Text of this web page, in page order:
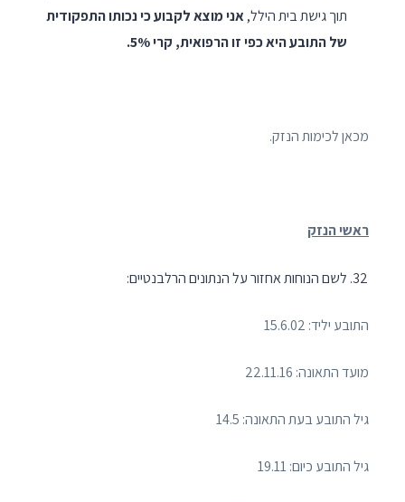
תוך גישת בית הילל,אני מוצא לקבוע כי נכותו התפקודית
של התובע היא כפי זו הרפואית, קרי 5%.
מכאן לכימות הנזק.
ראשי הנזק
לשם הנוחות אחזור על הנתונים הרלבנטיים:
התובע יליד: 15.6.02
מועד התאונה: 22.11.16
גיל התובע בעת התאונה: 14.5
גיל התובע כיום: 19.11